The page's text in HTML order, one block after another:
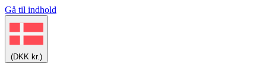
Gå til indhold
(DKK kr.)